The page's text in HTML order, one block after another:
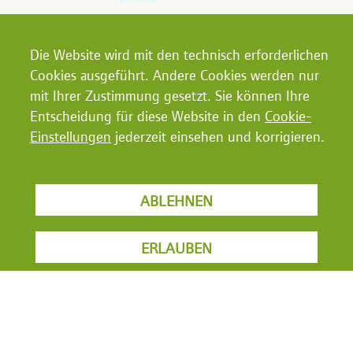
Die Website wird mit den technisch erforderlichen
Cookies ausgeführt. Andere Cookies werden nur
mit Ihrer Zustimmung gesetzt. Sie können Ihre
Entscheidung für diese Website in den Cookie-
Einstellungen jederzeit einsehen und korrigieren.
ABLEHNEN
ERLAUBEN